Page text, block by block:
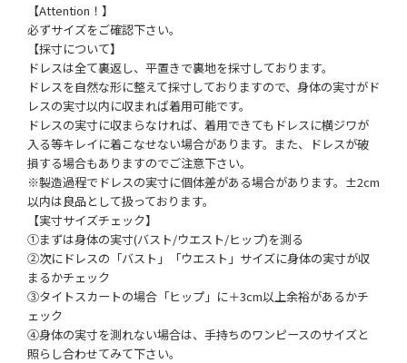
【Attention！】
必ずサイズをご確認下さい。
【採寸について】
ドレスは全て裏返し、平置きで裏地を採寸しております。
ドレスを自然な形に整えて採寸しておりますので、身体の実寸がド
レスの実寸以内に収まれば着用可能です。
ドレスの実寸に収まらなければ、着用できてもドレスに横ジワが
入る等キレイに着こなせない場合があります。また、ドレスが破
損する場合もありますのでご注意下さい。
※製造過程でドレスの実寸に個体差がある場合があります。±2cm
以内は良品として扱っております。
【実寸サイズチェック】
①まずは身体の実寸(バスト/ウエスト/ヒップ)を測る
②次にドレスの「バスト」「ウエスト」サイズに身体の実寸が収
まるかチェック
③タイトスカートの場合「ヒップ」に＋3cm以上余裕があるかチ
ェック
④身体の実寸を測れない場合は、手持ちのワンピースのサイズと
照らし合わせてみて下さい。